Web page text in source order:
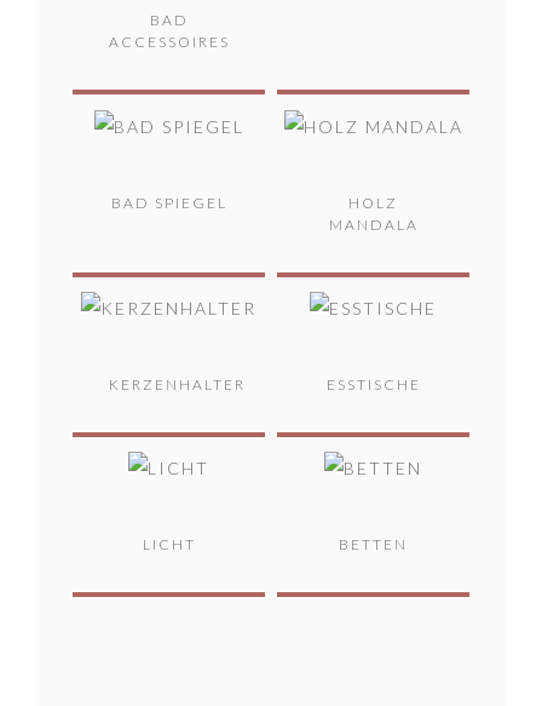
BAD
ACCESSOIRES
BAD SPIEGEL
HOLZ
MANDALA
KERZENHALTER ESSTISCHE
LICHT BETTEN